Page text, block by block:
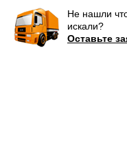
Не нашли
искали?
Оставьте